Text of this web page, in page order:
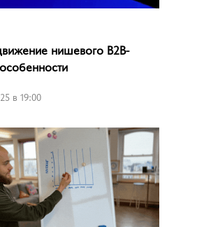
нишевого B2B-
в 19:00